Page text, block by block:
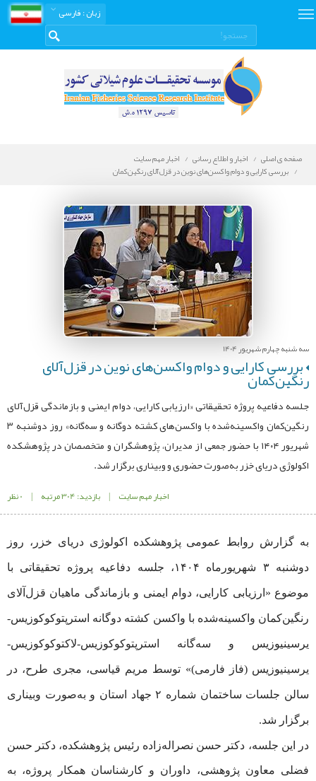
زبان: فارسی
صفحه ی اصلی اخبار و اطلاع رسانی
اخبار مهم سایت
بررسی کارایی و دوام واکسن‌های نوین در قزل‌آلای رنگین‌کمان
سه شنبه چهارم شهریور 1404
بررسی کارایی و دوام واکسن‌های نوین در قزل‌آلای
رنگین‌کمان
جلسه دفاعیه پروژه تحقیقاتی «ارزیابی کارایی، دوام ایمنی و بازماندگی قزل‌آلای
رنگین‌کمان واکسینه‌شده با واکسن‌های کشته دوگانه و سه‌گانه» روز دوشنبه ۳
شهریور ۱۴۰۴ با حضور جمعی از مدیران، پژوهشگران و متخصصان در پژوهشکده
اکولوژی دریای خزر به‌صورت حضوری و وبیناری برگزار شد.
اخبار مهم سایت | بازدید: 304 مرتبه | 0 نظر
به گزارش روابط‌ عمومی پژوهشکده اکولوژی دریای خزر، روز
دوشنبه ۳ شهریورماه ۱۴۰۴، جلسه دفاعیه پروژه تحقیقاتی با
موضوع «ارزیابی کارایی، دوام ایمنی و بازماندگی ماهیان قزل‌آلای
رنگین‌کمان واکسینه‌شده با واکسن کشته دوگانه استرپتوکوکوزیس-
یرسینیوزیس و سه‌گانه استرپتوکوکوزیس-لاکتوکوکوزیس-
یرسینیوزیس (فاز فارمی)» توسط مریم قیاسی، مجری طرح، در
سالن جلسات ساختمان شماره ۲ جهاد استان و به‌صورت وبیناری
برگزار شد.
در این جلسه، دکتر حسن نصراله‌زاده رئیس پژوهشکده، دکتر حسن
فضلی معاون پژوهشی، داوران و کارشناسان همکار پروژه، به